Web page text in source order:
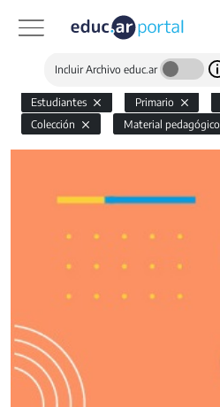
Incluir Archivo educ.ar
Estudiantes Primario
Colección
Material pedagógico